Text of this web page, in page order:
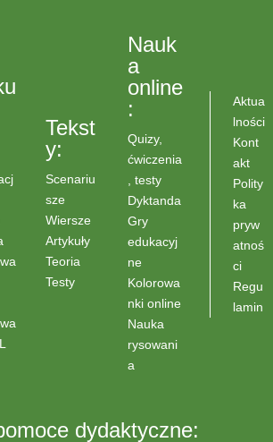
Tekst
y:
Scenariu
sze
Wiersze
Artykuły
Teoria
Testy
Nauk
a
online
:
Quizy,
ćwiczenia
, testy
Dyktanda
Gry
edukacyj
ne
Kolorowa
nki online
Nauka
rysowani
a
Aktua
lności
Kont
akt
Polity
ka
pryw
atnoś
ci
Regu
lamin
dydaktyczne: